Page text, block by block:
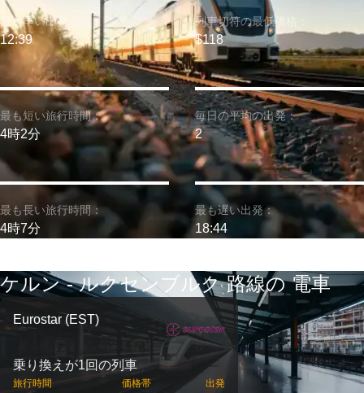
最も短い旅行時間：
4時2分
最も早い出発：
12:39
最も長い旅行時間：
4時7分
列車切符の最低価格：
$118
毎日の平均の出発：
2
最も遅い出発：
18:44
ケルン - ルクセンブルク 路線の 電車
Eurostar (EST)
乗り換えが1回の列車
旅行時間 価格帯 出発